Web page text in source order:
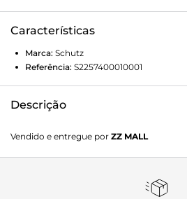
Características
Marca: Schutz
Referência: S2257400010001
Descrição
adicionar um toque de leveza aos
nostalgia do jelly com a tendência
Vendido e entregue por ZZ MALL